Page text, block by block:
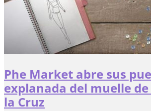
Phe Market abre sus
explanada del muelle
la Cruz